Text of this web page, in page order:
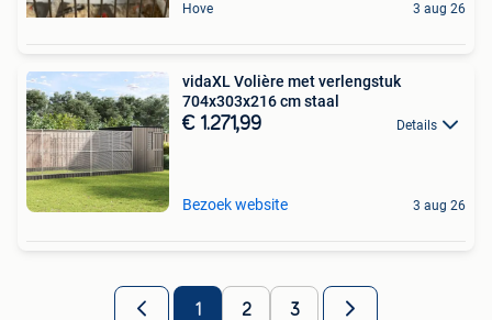
Hove 3 aug 26
vidaXL Volière met verlengstuk
704x303x216 cm staal
€ 1.271,99 Details
Bezoek website 3 aug 26
1 2 3